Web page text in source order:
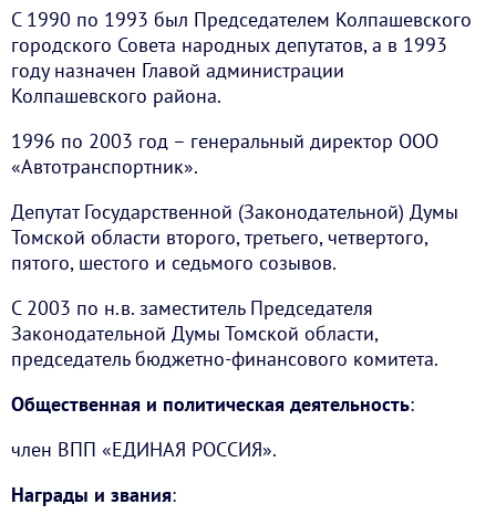
С 1990 по 1993 был Председателем Колпашевского
городского Совета народных депутатов, а в 1993
году назначен Главой администрации
Колпашевского района.
1996 по 2003 год – генеральный директор ООО
«Автотранспортник».
Депутат Государственной (Законодательной) Думы
Томской области второго, третьего, четвертого,
пятого, шестого и седьмого созывов.
С 2003 по н.в. заместитель Председателя
Законодательной Думы Томской области,
председатель бюджетно-финансового комитета.
Общественная и политическая деятельность:
член ВПП «ЕДИНАЯ РОССИЯ».
Награды и звания: